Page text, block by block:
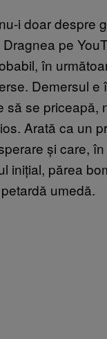
i doar despre
pe
în
Demersul e
să se priceapă,
Arată ca un
și care, în
inițial, părea
umedă.